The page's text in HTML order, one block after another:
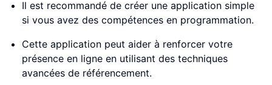
Il est recommandé de créer une application simple
si vous avez des compétences en programmation.
Cette application peut aider à renforcer votre
présence en ligne en utilisant des techniques
avancées de référencement.